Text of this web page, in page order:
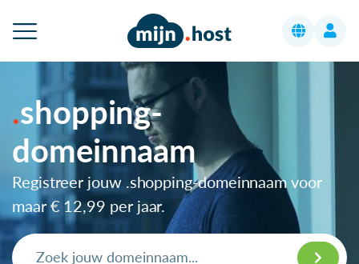
shopping-
domeinnaam
Registreer jouw .shopping-domeinnaam voor
maar € 12,99 per jaar.